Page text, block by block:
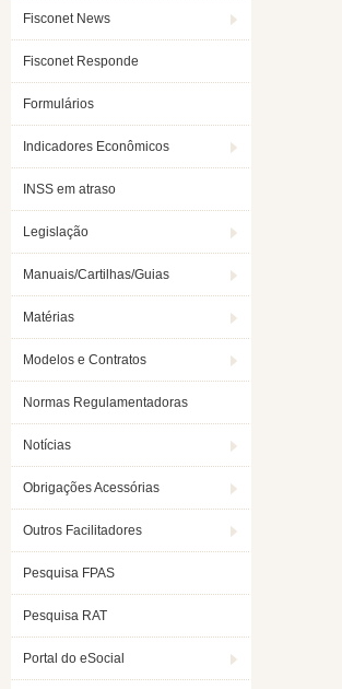
Fisconet News
Fisconet Responde
Formulários
Indicadores Econômicos
INSS em atraso
Legislação
Manuais/Cartilhas/Guias
Matérias
Modelos e Contratos
Normas Regulamentadoras
Notícias
Obrigações Acessórias
Outros Facilitadores
Pesquisa FPAS
Pesquisa RAT
Portal do eSocial